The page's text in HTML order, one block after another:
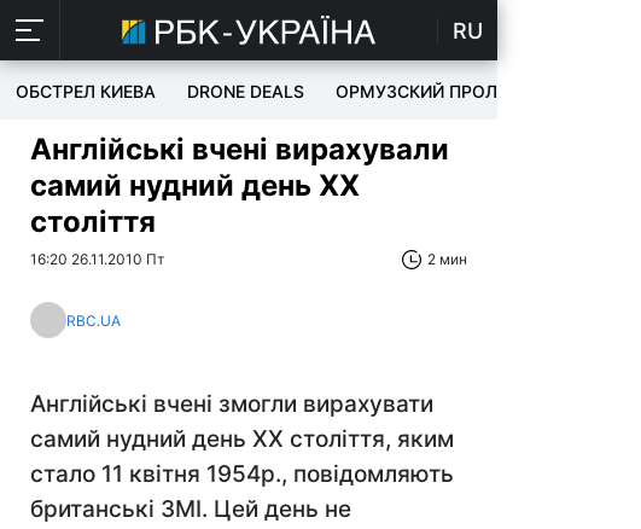
RU
ОБСТРЕЛ КИЕВА DRONE DEALS ОРМУЗСКИЙ ПРОЛИВ
Англійські вчені вирахували
самий нудний день XX
століття
16:20 26.11.2010 Пт 2 мин
RBC.UA
Англійські вчені змогли вирахувати
самий нудний день XX століття, яким
стало 11 квітня 1954р., повідомляють
британські ЗМІ. Цей день не